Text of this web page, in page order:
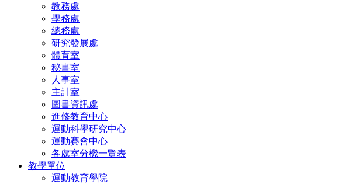
教務處
學務處
總務處
研究發展處
體育室
秘書室
人事室
主計室
圖書資訊處
進修教育中心
運動科學研究中心
運動賽會中心
各處室分機一覽表
教學單位
運動教育學院